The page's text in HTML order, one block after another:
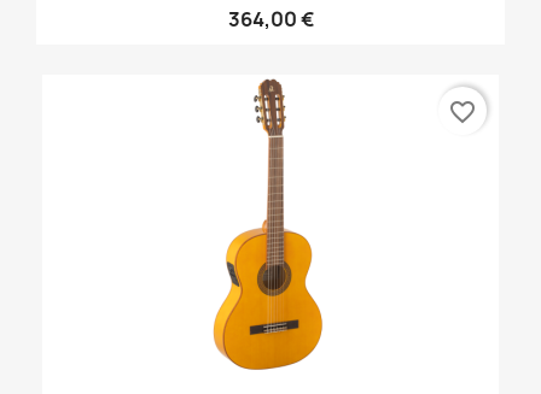
364,00 €
favorite_border